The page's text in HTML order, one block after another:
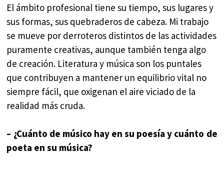
El ámbito profesional tiene su tiempo, sus lugares y
sus formas, sus quebraderos de cabeza. Mi trabajo
se mueve por derroteros distintos de las actividades
puramente creativas, aunque también tenga algo
de creación. Literatura y música son los puntales
que contribuyen a mantener un equilibrio vital no
siempre fácil, que oxigenan el aire viciado de la
realidad más cruda.
– ¿Cuánto de músico hay en su poesía y cuánto de
poeta en su música?